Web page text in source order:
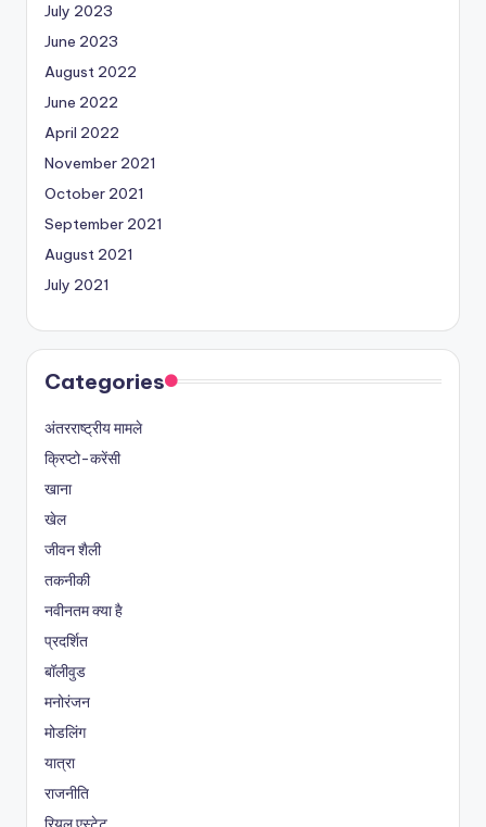
July 2023
June 2023
August 2022
June 2022
April 2022
November 2021
October 2021
September 2021
August 2021
July 2021
Categories
अंतरराष्ट्रीय मामले
क्रिप्टो-करेंसी
खाना
खेल
जीवन शैली
तकनीकी
नवीनतम क्या है
प्रदर्शित
बॉलीवुड
मनोरंजन
मोडलिंग
यात्रा
राजनीति